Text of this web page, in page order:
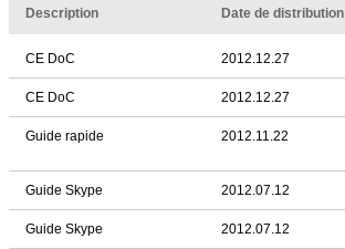
Description Date de distribution
CE DoC 2012.12.27
CE DoC 2012.12.27
Guide rapide 2012.11.22
Guide Skype 2012.07.12
Guide Skype 2012.07.12